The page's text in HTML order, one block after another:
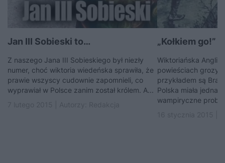
Jan III Sobieski to…
Z naszego Jana III Sobieskiego był niezły
numer, choć wiktoria wiedeńska sprawiła, że
prawie wszyscy cudownie zapomnieli, co
wyprawiał w Polsce zanim został królem. A...
„Kołkiem go!”
Wiktoriańska Anglia
powieściach grozy,
przykładem są
Polska miała
wampiryczne